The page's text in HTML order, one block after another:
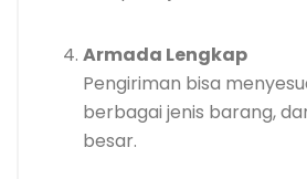
Armada Lengkap
Pengiriman bisa
berbagai jenis barang,
besar.